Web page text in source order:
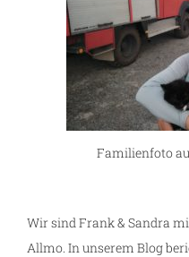
Familienfoto
Wir sind Frank & Sandra
Allmo. In unserem Blog